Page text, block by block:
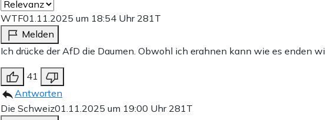
WTF01.11.2025 um 18:54 Uhr 281T
Melden
Ich drücke der AfD die Daumen. Obwohl ich erahnen kann wie es enden
41
Antworten
Die Schweiz01.11.2025 um 19:00 Uhr 281T